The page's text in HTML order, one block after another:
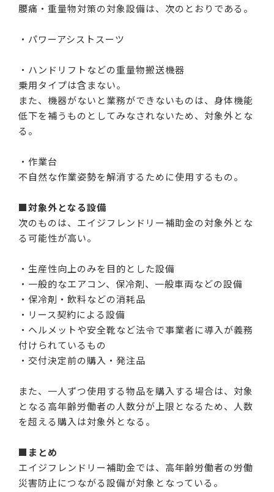
腰痛・重量物対策の対象設備は、次のとおりである。
・パワーアシストスーツ
・ハンドリフトなどの重量物搬送機器
乗用タイプは含まない。
また、機器がないと業務ができないものは、身体機能
低下を補うものとしてみなされないため、対象外とな
る。
・作業台
不自然な作業姿勢を解消するために使用するもの。
■対象外となる設備
次のものは、エイジフレンドリー補助金の対象外とな
る可能性が高い。
・生産性向上のみを目的とした設備
・一般的なエアコン、保冷剤、一般車両などの設備
・保冷剤・飲料などの消耗品
・リース契約による設備
・ヘルメットや安全靴など法令で事業者に導入が義務
付けられているもの
・交付決定前の購入・発注品
また、一人ずつ使用する物品を購入する場合は、対象
となる高年齢労働者の人数分が上限となるため、人数
を超える購入は対象外となる。
■まとめ
エイジフレンドリー補助金では、高年齢労働者の労働
災害防止につながる設備が対象となっている。